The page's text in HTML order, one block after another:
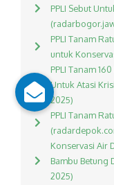
PPLI Sebut
PPLI Tanam
untuk
PPLI Tanam
Untuk Atasi
2025)
PPLI Tanam
Konservasi Air
Bambu Betung
2025)